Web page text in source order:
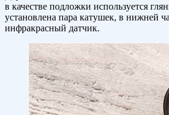
в качестве подложки используется
установлена пара катушек, в нижней
инфракрасный датчик.